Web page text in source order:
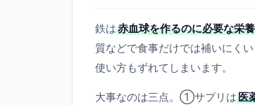
鉄は赤血球を作るのに必要な栄
質などで食事だけでは補いにくい
使い方もずれてしまいます。
大事なのは三点。①サプリは医